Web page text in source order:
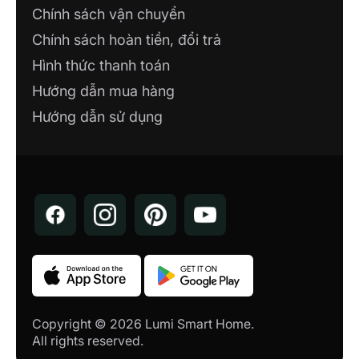
CÔNG TY TNHH XÂY DỰNG VÀ
THƯƠNG MẠI CAO PHONG
Công ty TNHH Xây dựng Số 321 Mê Linh,
NHÀ MÁY LUMI SMART FACTORY
SHOWROOM CÔNG TY TNHH NHÀ
AN NHIÊN
207 Nguyễn Văn Linh - Hòa Thành - Tây
Ninh
CÔNG TY TNHH CÔNG NGHỆ PHÚ
VINH IOT
71A Nguyễn Trãi, Phường 7, TP. Mỹ Tho,
Tiền Giang
Chính sách vận chuyển
Chính sách hoàn tiền, đổi trả
Hình thức thanh toán
Hướng dẫn mua hàng
Hướng dẫn sử dụng
Copyright © 2026 Lumi Smart Home.
All rights reserved.